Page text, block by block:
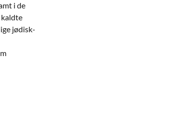
i de
kaldte
jødisk-